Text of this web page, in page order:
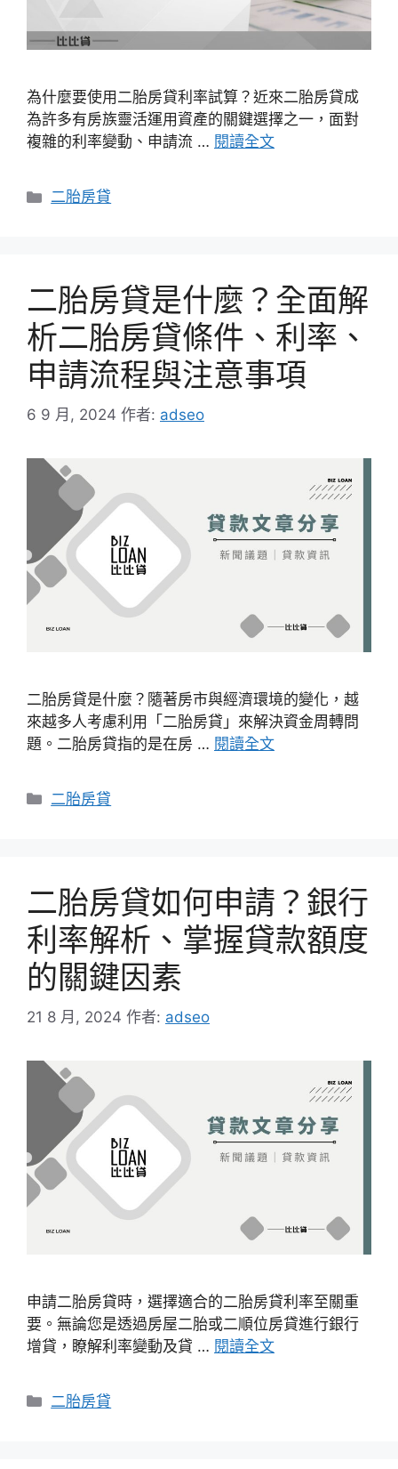
為什麼要使用二胎房貸利率試算？近來二胎房貸成
為許多有房族靈活運用資產的關鍵選擇之一，面對
複雜的利率變動、申請流 … 閱讀全文
分
二胎房貸
二胎房貸是什麼？全面解
析二胎房貸條件、利率、
申請流程與注意事項
6 9 月, 2024 作者: adseo
二胎房貸是什麼？隨著房市與經濟環境的變化，越
來越多人考慮利用「二胎房貸」來解決資金周轉問
題。二胎房貸指的是在房 … 閱讀全文
分
二胎房貸
二胎房貸如何申請？銀行
利率解析、掌握貸款額度
的關鍵因素
21 8 月, 2024 作者: adseo
申請二胎房貸時，選擇適合的二胎房貸利率至關重
要。無論您是透過房屋二胎或二順位房貸進行銀行
增貸，瞭解利率變動及貸 … 閱讀全文
分
二胎房貸